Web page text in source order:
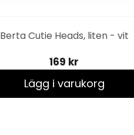
Berta Cutie Heads, liten - vit
169 kr
Lägg i varukorg